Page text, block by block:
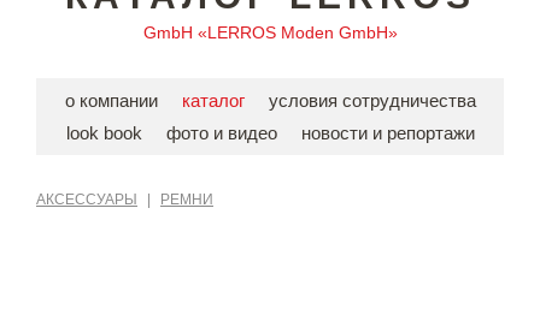
GmbH «LERROS Moden GmbH»
о компании каталог
условия сотрудничества
look book
фото и видео новости и репортажи
АКСЕССУАРЫ РЕМНИ